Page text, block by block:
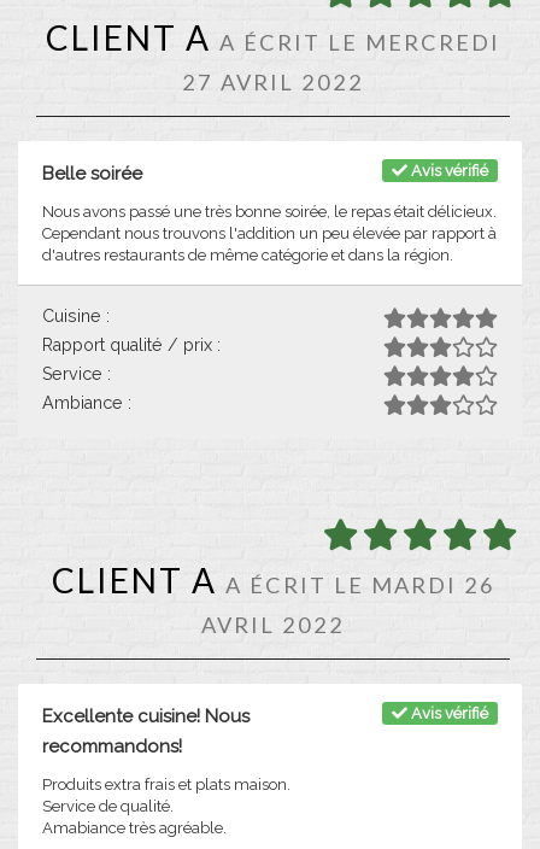
CLIENT A A ÉCRIT LE MERCREDI
27 AVRIL 2022
Avis vérifié
Belle soirée
Nous avons passé une très bonne soirée, le repas était délicieux.
Cependant nous trouvons l'addition un peu élevée par rapport à
d'autres restaurants de même catégorie et dans la région.
Cuisine :
Rapport qualité / prix :
Service :
Ambiance :
CLIENT A A ÉCRIT LE MARDI 26
AVRIL 2022
Avis vérifié
Excellente cuisine! Nous
recommandons!
Produits extra frais et plats maison.
Service de qualité.
Amabiance très agréable.